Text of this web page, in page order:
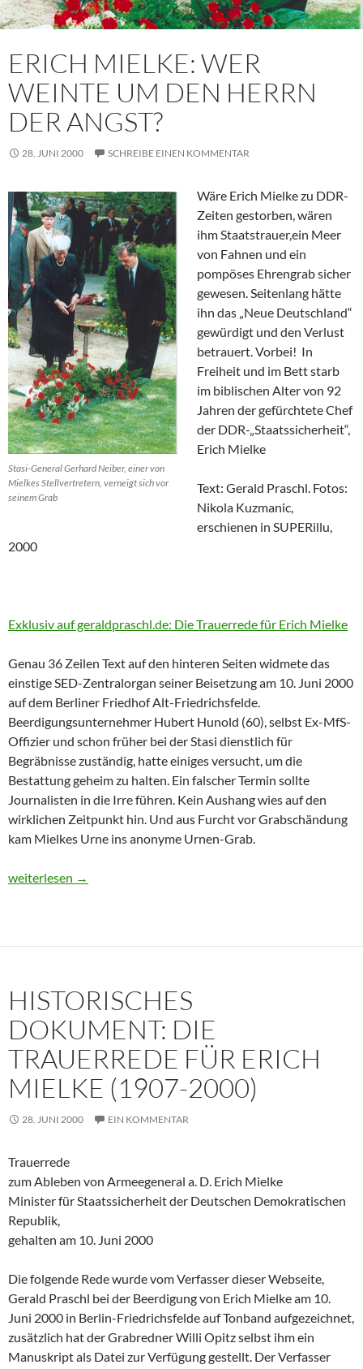
ERICH MIELKE: WER
WEINTE UM DEN HERRN
DER ANGST?
28. JUNI 2000 SCHREIBE EINEN KOMMENTAR
Stasi-General Gerhard Neiber, einer von
Mielkes Stellvertretern, verneigt sich vor
seinem Grab
Wäre Erich Mielke zu DDR-
Zeiten gestorben, wären
ihm Staatstrauer,ein Meer
von Fahnen und ein
pompöses Ehrengrab sicher
gewesen. Seitenlang hätte
ihn das „Neue Deutschland“
gewürdigt und den Verlust
betrauert. Vorbei! In
Freiheit und im Bett starb
im biblischen Alter von 92
Jahren der gefürchtete Chef
der DDR-„Staatssicherheit“,
Erich Mielke
Text: Gerald Praschl. Fotos:
Nikola Kuzmanic,
erschienen in SUPERillu,
2000
Exklusiv auf geraldpraschl.de: Die Trauerrede für Erich Mielke
Genau 36 Zeilen Text auf den hinteren Seiten widmete das
einstige SED-Zentralorgan seiner Beisetzung am 10. Juni 2000
auf dem Berliner Friedhof Alt-Friedrichsfelde.
Beerdigungsunternehmer Hubert Hunold (60), selbst Ex-MfS-
Offizier und schon früher bei der Stasi dienstlich für
Begräbnisse zuständig, hatte einiges versucht, um die
Bestattung geheim zu halten. Ein falscher Termin sollte
Journalisten in die Irre führen. Kein Aushang wies auf den
wirklichen Zeitpunkt hin. Und aus Furcht vor Grabschändung
kam Mielkes Urne ins anonyme Urnen-Grab.
Erich Mielke: Wer weinte um den Herrn der Angst?
weiterlesen →
HISTORISCHES
DOKUMENT: DIE
TRAUERREDE FÜR ERICH
MIELKE (1907-2000)
28. JUNI 2000 EIN KOMMENTAR
Trauerrede
zum Ableben von Armeegeneral a. D. Erich Mielke
Minister für Staatssicherheit der Deutschen Demokratischen
Republik,
gehalten am 10. Juni 2000
Die folgende Rede wurde vom Verfasser dieser Webseite,
Gerald Praschl bei der Beerdigung von Erich Mielke am 10.
Juni 2000 in Berlin-Friedrichsfelde auf Tonband aufgezeichnet,
zusätzlich hat der Grabredner Willi Opitz selbst ihm ein
Manuskript als Datei zur Verfügung gestellt. Der Verfasser